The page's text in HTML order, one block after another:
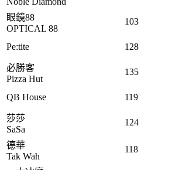
眼鏡88
OPTICAL 88
103
Pe:tite
128
必勝客
Pizza Hut
135
QB House
119
莎莎
SaSa
124
德華
Tak Wah
118